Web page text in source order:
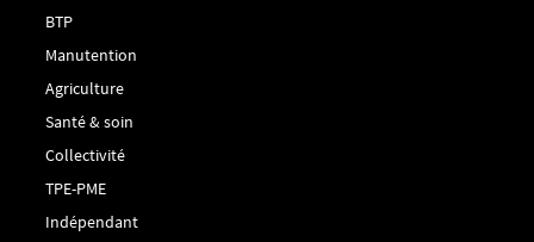
BTP
Manutention
Agriculture
Santé & soin
Collectivité
TPE-PME
Indépendant